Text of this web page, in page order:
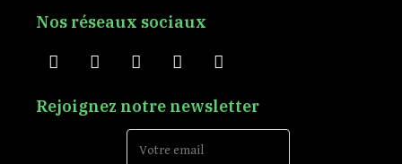
Nos réseaux sociaux
Rejoignez notre newsletter